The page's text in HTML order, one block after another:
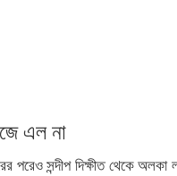
এল না
পরেও সন্দীপ দিক্ষীত থেকে